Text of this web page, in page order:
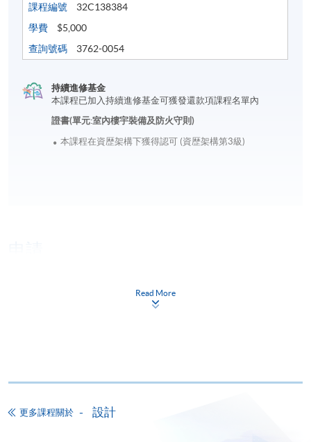
課程編號
32C138384
學費
$5,000
查詢號碼
3762-0054
持續進修基金
本課程已加入持續進修基金可獲發還款項課程名單內
證書(單元:室內樓宇裝備及防火守則)
本課程在資歴架構下獲得認可 (資歴架構第3級)
網上報名服務
香港大學專業進修學院提供24小時網上報名及繳費服
Read More
更多課程關於 設計